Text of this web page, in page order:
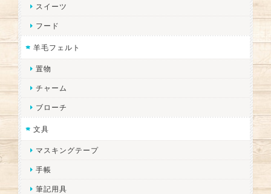
スイーツ
フード
羊毛フェルト
置物
チャーム
ブローチ
文具
マスキングテープ
手帳
筆記用具